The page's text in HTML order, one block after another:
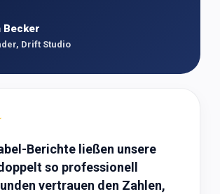
Becker
Drift Studio
Berichte ließen unsere
so professionell
vertrauen den Zahlen,